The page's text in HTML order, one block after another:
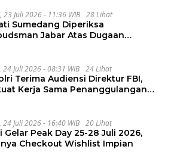
23 Juli 2026 - 11:36 WIB 28 Lihat
Sumedang Diperiksa
Jabar Atas Dugaan
24 Juli 2026 - 08:31 WIB 24 Lihat
Terima Audiensi Direktur FBI,
Kerja Sama Penanggulangan
24 Juli 2026 - 16:40 WIB 20 Lihat
Gelar Peak Day 25-28 Juli 2026,
Checkout Wishlist Impian